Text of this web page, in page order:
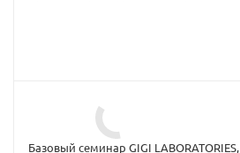
Базовый семинар GIGI LABORATORIES,